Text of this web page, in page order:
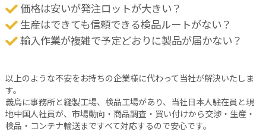
価格は安いが発注ロットが大きい？
生産はできても信頼できる検品ルートがない？
輸入作業が複雑で予定どおりに製品が届かない？
以上のような不安をお持ちの企業様に代わって当社が解決いたしま
す。
義烏に事務所と縫製工場、検品工場があり、当社日本人駐在員と現
地中国人社員が、市場動向・商品調査・買い付けから交渉・生産・
検品・コンテナ輸送まですべて対応するので安心です。